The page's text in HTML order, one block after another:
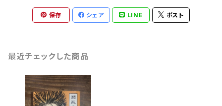
保存 シェア LINE ポスト
最近チェックした商品